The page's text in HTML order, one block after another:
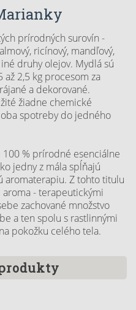
prírodných surovín -
ricínový, mandľový,
druhy olejov. Mydlá sú
až 2,5 kg procesom za
a dekorované.
žiadne chemické
spotreby do jedného
100 % prírodné esenciálne
jedny z mála spĺňajú
aromaterapiu. Z tohto titulu
- terapeutickými
zachované množstvo
a ten spolu s rastlinnými
pokožku celého tela.